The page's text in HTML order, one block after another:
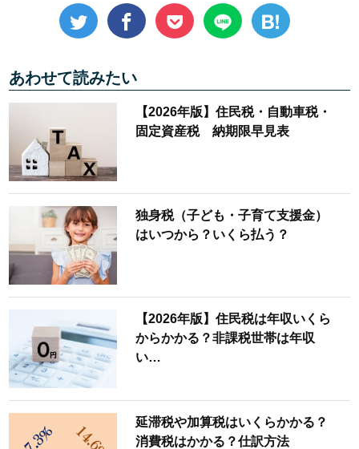
あわせて読みたい
【2026年版】住民税・自動車税・
固定資産税 納期限早見表
独身税（子ども・子育て支援金）
はいつから？いくら払う？
【2026年版】住民税は年収いくら
からかかる？非課税世帯は年収
い…
延滞税や加算税はいくらかかる？
消費税はかかる？仕訳方法